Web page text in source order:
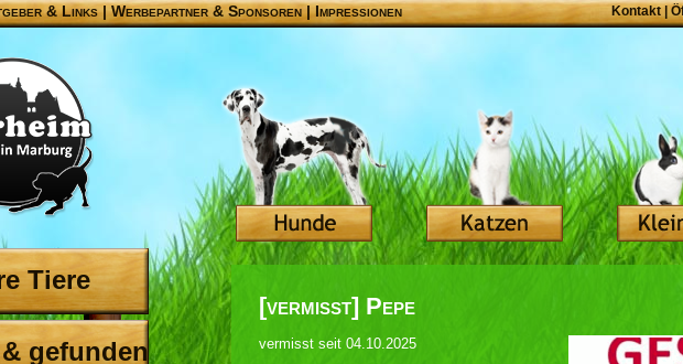
& Links|Werbepartner & Sponsoren|Impressionen Kontakt
Tiere
gefunden
[vermisst] Pepe
vermisst seit 04.10.2025